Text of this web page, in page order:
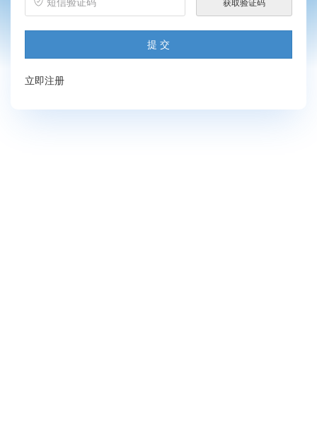
立即注册